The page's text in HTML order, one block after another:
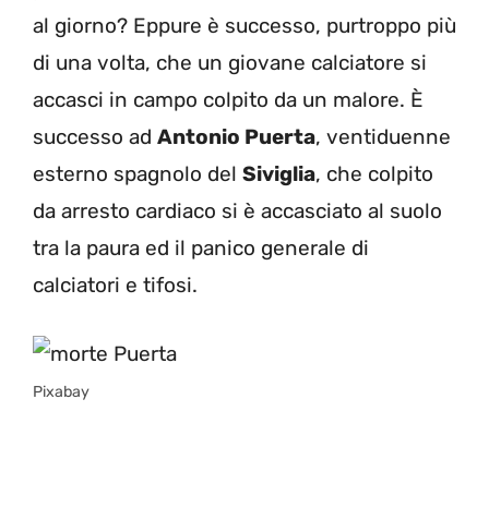
al giorno? Eppure è successo, purtroppo più
di una volta, che un giovane calciatore si
accasci in campo colpito da un malore. È
successo ad Antonio Puerta, ventiduenne
esterno spagnolo del Siviglia, che colpito
da arresto cardiaco si è accasciato al suolo
tra la paura ed il panico generale di
calciatori e tifosi.
Pixabay